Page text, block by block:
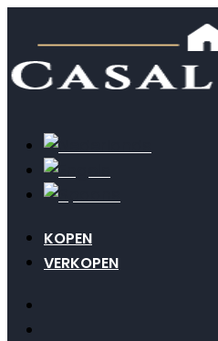
KOPEN
VERKOPEN